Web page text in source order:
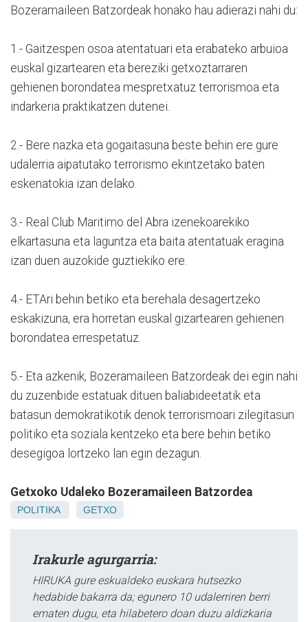
Bozeramaileen Batzordeak honako hau adierazi nahi du:
1.- Gaitzespen osoa atentatuari eta erabateko arbuioa
euskal gizartearen eta bereziki getxoztarraren
gehienen borondatea mespretxatuz terrorismoa eta
indarkeria praktikatzen dutenei.
2.- Bere nazka eta gogaitasuna beste behin ere gure
udalerria aipatutako terrorismo ekintzetako baten
eskenatokia izan delako.
3.- Real Club Maritimo del Abra izenekoarekiko
elkartasuna eta laguntza eta baita atentatuak eragina
izan duen auzokide guztiekiko ere.
4.- ETAri behin betiko eta berehala desagertzeko
eskakizuna, era horretan euskal gizartearen gehienen
borondatea errespetatuz.
5.- Eta azkenik, Bozeramaileen Batzordeak dei egin nahi
du zuzenbide estatuak dituen baliabideetatik eta
batasun demokratikotik denok terrorismoari zilegitasun
politiko eta soziala kentzeko eta bere behin betiko
desegigoa lortzeko lan egin dezagun.
Getxoko Udaleko Bozeramaileen Batzordea
POLITIKA GETXO
Irakurle agurgarria:
HIRUKA gure eskualdeko euskara hutsezko
hedabide bakarra da; egunero 10 udalerriren berri
ematen dugu, eta hilabetero doan duzu aldizkaria